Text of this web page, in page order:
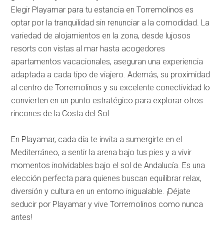
Elegir Playamar para tu estancia en Torremolinos es
optar por la tranquilidad sin renunciar a la comodidad. La
variedad de alojamientos en la zona, desde lujosos
resorts con vistas al mar hasta acogedores
apartamentos vacacionales, aseguran una experiencia
adaptada a cada tipo de viajero. Además, su proximidad
al centro de Torremolinos y su excelente conectividad lo
convierten en un punto estratégico para explorar otros
rincones de la Costa del Sol.
En Playamar, cada día te invita a sumergirte en el
Mediterráneo, a sentir la arena bajo tus pies y a vivir
momentos inolvidables bajo el sol de Andalucía. Es una
elección perfecta para quienes buscan equilibrar relax,
diversión y cultura en un entorno inigualable. ¡Déjate
seducir por Playamar y vive Torremolinos como nunca
antes!